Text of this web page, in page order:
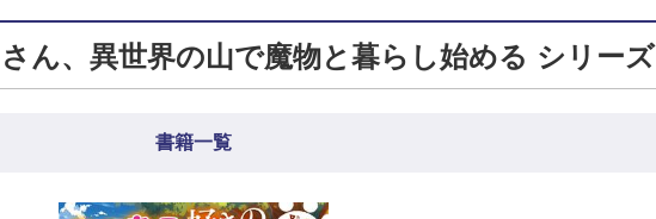
ん、異世界の山で魔物と暮らし始める シリーズ
書籍一覧